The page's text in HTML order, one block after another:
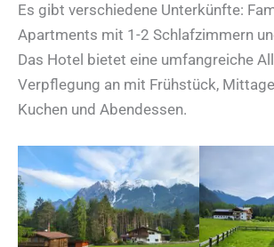
Es gibt verschiedene Unterkünfte:
Apartments mit 1-2 Schlafzimmern
Das Hotel bietet eine umfangreiche
Verpflegung an mit Frühstück,
Kuchen und Abendessen.